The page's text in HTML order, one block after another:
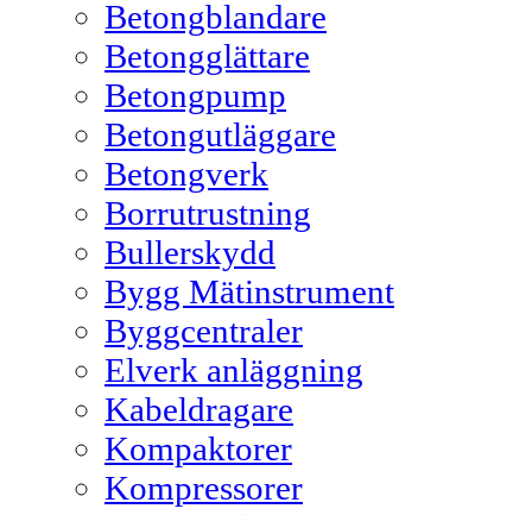
Betongblandare
Betongglättare
Betongpump
Betongutläggare
Betongverk
Borrutrustning
Bullerskydd
Bygg Mätinstrument
Byggcentraler
Elverk anläggning
Kabeldragare
Kompaktorer
Kompressorer